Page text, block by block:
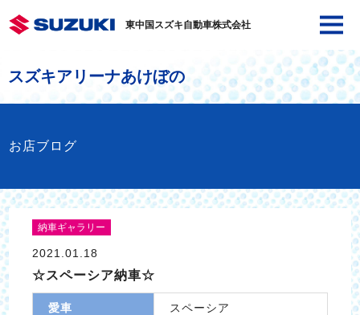
東中国スズキ自動車株式会社
スズキアリーナあけぼの
お店ブログ
納車ギャラリー
2021.01.18
☆スペーシア納車☆
愛車 スペーシア